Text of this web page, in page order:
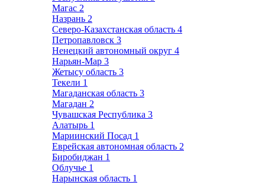
Магас 2
Назрань 2
Северо-Казахстанская область 4
Петропавловск 3
Ненецкий автономный округ 4
Нарьян-Мар 3
Жетысу область 3
Текели 1
Магаданская область 3
Магадан 2
Чувашская Республика 3
Алатырь 1
Мариинский Посад 1
Еврейская автономная область 2
Биробиджан 1
Облучье 1
Нарынская область 1